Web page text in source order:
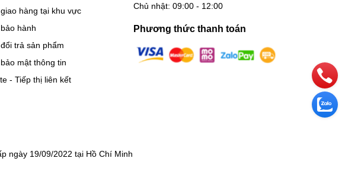
hàng tại khu vực
hành
trả sản phẩm
mật thông tin
- Tiếp thị liên kết
Chủ nhật: 09:00 - 12:00
Phương thức thanh toán
ngày 19/09/2022 tại Hồ Chí Minh